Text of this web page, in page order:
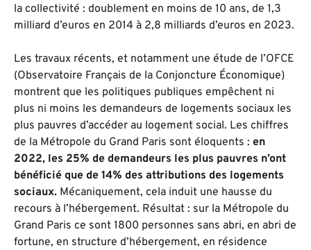
la collectivité : doublement en moins de 10 ans, de 1,3
milliard d’euros en 2014 à 2,8 milliards d’euros en 2023.
Les travaux récents, et notamment une étude de l’OFCE
(Observatoire Français de la Conjoncture Économique)
montrent que les politiques publiques empêchent ni
plus ni moins les demandeurs de logements sociaux les
plus pauvres d’accéder au logement social. Les chiffres
de la Métropole du Grand Paris sont éloquents : en
2022, les 25% de demandeurs les plus pauvres n’ont
bénéficié que de 14% des attributions des logements
sociaux. Mécaniquement, cela induit une hausse du
recours à l’hébergement. Résultat : sur la Métropole du
Grand Paris ce sont 1800 personnes sans abri, en abri de
fortune, en structure d’hébergement, en résidence